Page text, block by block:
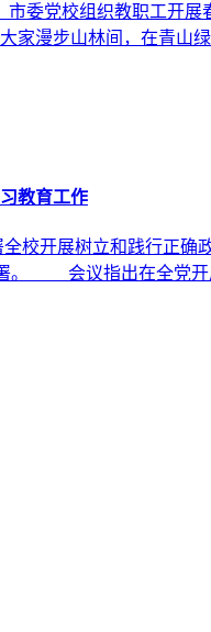
市委党校组织教职工
家漫步山林间，在
教育工作
校开展树立和践行正
。 会议指出在全党